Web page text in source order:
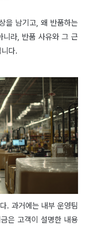
을 남기고, 왜 반품하는
니라, 반품 사유와 그 근
다.
. 과거에는 내부 운영팀
은 고객이 설명한 내용